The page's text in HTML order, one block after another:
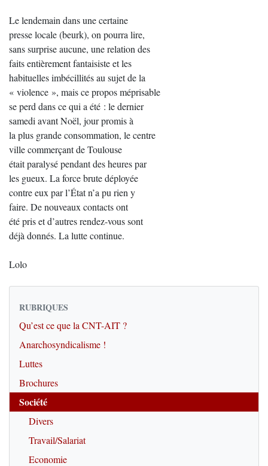
Le lendemain dans une certaine
presse locale (beurk), on pourra lire,
sans surprise aucune, une relation des
faits entièrement fantaisiste et les
habituelles imbécillités au sujet de la
« violence », mais ce propos méprisable
se perd dans ce qui a été : le dernier
samedi avant Noël, jour promis à
la plus grande consommation, le centre
ville commerçant de Toulouse
était paralysé pendant des heures par
les gueux. La force brute déployée
contre eux par l’État n’a pu rien y
faire. De nouveaux contacts ont
été pris et d’autres rendez-vous sont
déjà donnés. La lutte continue.
Lolo
RUBRIQUES
Qu’est ce que la CNT-AIT ?
Anarchosyndicalisme !
Luttes
Brochures
Société
Divers
Travail/Salariat
Economie